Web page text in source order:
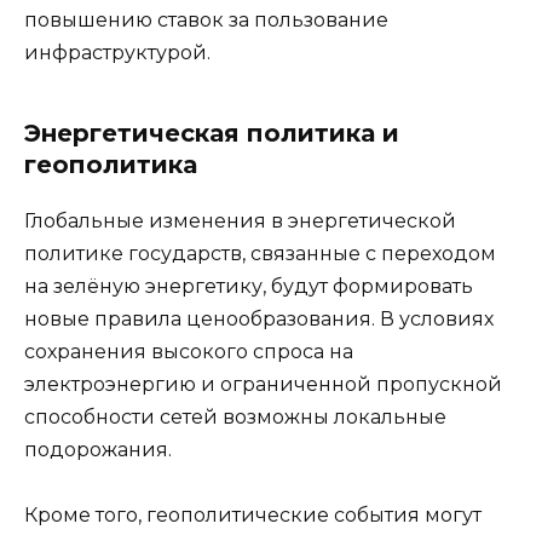
повышению ставок за пользование
инфраструктурой.
Энергетическая политика и
геополитика
Глобальные изменения в энергетической
политике государств, связанные с переходом
на зелёную энергетику, будут формировать
новые правила ценообразования. В условиях
сохранения высокого спроса на
электроэнергию и ограниченной пропускной
способности сетей возможны локальные
подорожания.
Кроме того, геополитические события могут